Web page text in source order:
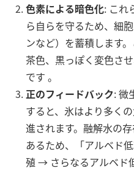
色素による暗色化: これ
ら自らを守るため、細
ンなど）を蓄積します
茶色、黒っぽく変色さ
です 。
正のフィードバック: 微
すると、氷はより多く
進されます。融解水の
あるため、「アルベド
殖 → さらなるアルベド